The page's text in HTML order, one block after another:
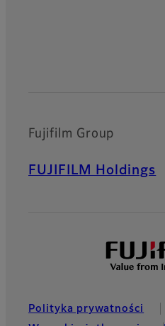
Fujifilm Group
FUJIFILM Holdings
Polityka prywatności